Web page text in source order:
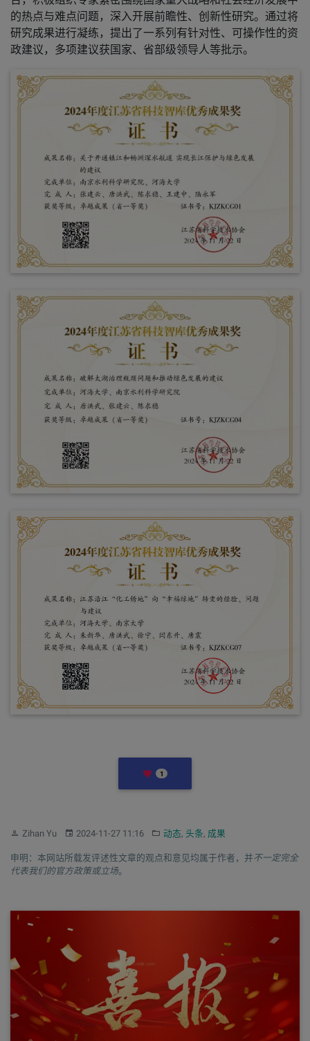
的热点与难点问题，深入开展前瞻性、创新性研究。通过将
研究成果进行凝练，提出了一系列有针对性、可操作性的资
政建议， 多项建议获国家、省部级领导人等批示。
1 LIKES
作者：
Zihan Yu 发布：2024-11-27 11:16 分类：
动态, 头条, 成果
申明：本网站所载发评述性文章的观点和意见均属于作者，并 不一定完全
代表我们的官方政策或立场。